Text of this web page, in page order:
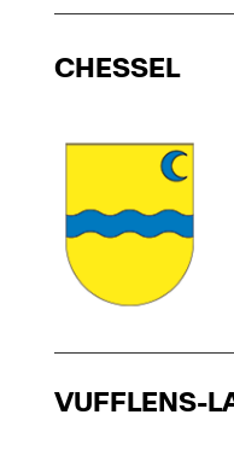
CHESSEL
VUFFLENS-